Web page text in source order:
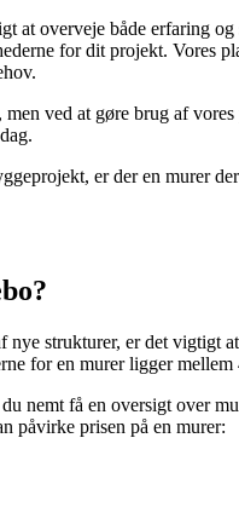
at overveje både erfaring
for dit projekt. Vores
ved at gøre brug af
er der en murer
strukturer, er det vigtigt
for en murer ligger
nemt få en oversigt over
påvirke prisen på en murer: